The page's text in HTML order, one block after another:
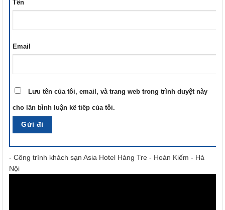
Tên
Email
Lưu tên của tôi, email, và trang web trong trình duyệt này
cho lần bình luận kế tiếp của tôi.
- Công trình khách sạn Asia Hotel Hàng Tre - Hoàn Kiếm - Hà
Nội